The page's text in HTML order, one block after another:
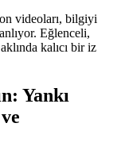
videoları, bilgiyi
Eğlenceli,
kalıcı bir iz
Yankı